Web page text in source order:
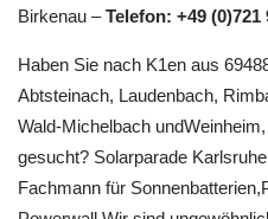
Birkenau –Telefon: +49 (0)721
Haben Sie nach K1en aus
Abtsteinach, Laudenbach,
Wald-Michelbach
gesucht? Solarparade
Fachmann für